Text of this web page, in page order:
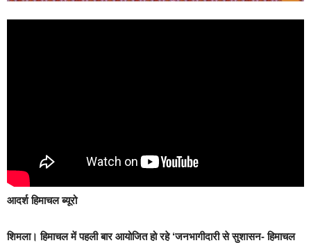
आदर्श हिमाचल ब्यूरो
शिमला। हिमाचल में पहली बार आयोजित हो रहे ‘जनभागीदारी से सुशासन- हिमाचल